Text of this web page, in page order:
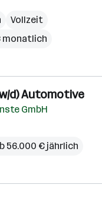
Vollzeit
monatlich
d) Automotive
GmbH
56.000 € jährlich